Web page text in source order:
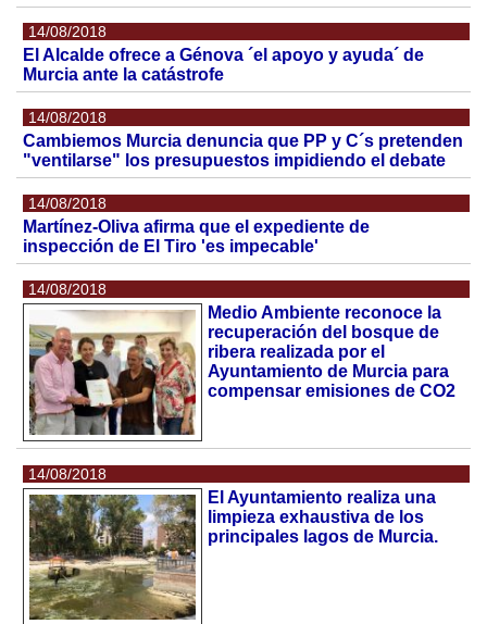
14/08/2018
El Alcalde ofrece a Génova ´el apoyo y ayuda´ de
Murcia ante la catástrofe
14/08/2018
Cambiemos Murcia denuncia que PP y C´s pretenden
"ventilarse" los presupuestos impidiendo el debate
14/08/2018
Martínez-Oliva afirma que el expediente de
inspección de El Tiro 'es impecable'
14/08/2018
Medio Ambiente reconoce la
recuperación del bosque de
ribera realizada por el
Ayuntamiento de Murcia para
compensar emisiones de CO2
14/08/2018
El Ayuntamiento realiza una
limpieza exhaustiva de los
principales lagos de Murcia.